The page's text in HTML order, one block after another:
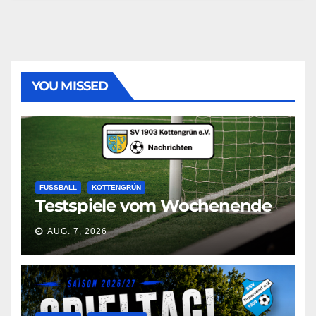
YOU MISSED
FUSSBALL KOTTENGRÜN
Testspiele vom Wochenende
AUG. 7, 2026